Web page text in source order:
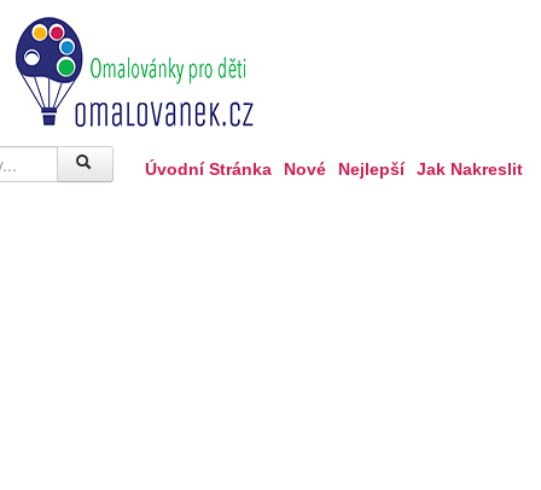
Úvodní Stránka Nové Nejlepší Jak Nakreslit